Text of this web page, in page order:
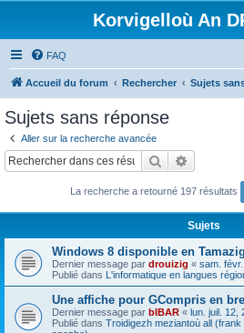
Korvigelloù An
FAQ
Accueil du forum Rechercher Sujets
Sujets sans réponse
Aller sur la recherche avancée
Rechercher
La recherche a retourné 197 résultats
Sujets
Windows 8 disponible en
Dernier message par drouizig « sam.
Publié dans L'informatique en langues
Une affiche pour GCompris en
Dernier message par bIBAR « lun. juil. 12,
Publié dans Troidigezh meziantoù all